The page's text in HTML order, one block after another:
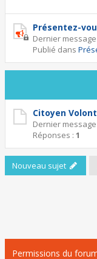
Présentez-
Dernier
Publié dans
Citoyen
Dernier
Réponses : 1
Nouveau sujet
Permissions du